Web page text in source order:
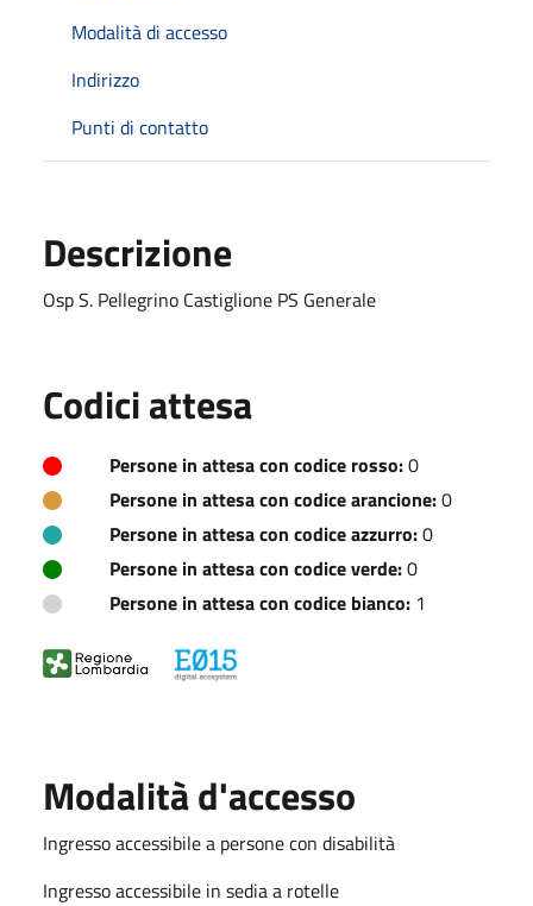
Modalità di accesso
Indirizzo
Punti di contatto
Descrizione
Osp S. Pellegrino Castiglione PS Generale
Codici attesa
Persone in attesa con codice rosso:0
Persone in attesa con codice arancione:0
Persone in attesa con codice azzurro:0
Persone in attesa con codice verde:0
Persone in attesa con codice bianco: 1
Modalità d'accesso
Ingresso accessibile a persone con disabilità
Ingresso accessibile in sedia a rotelle